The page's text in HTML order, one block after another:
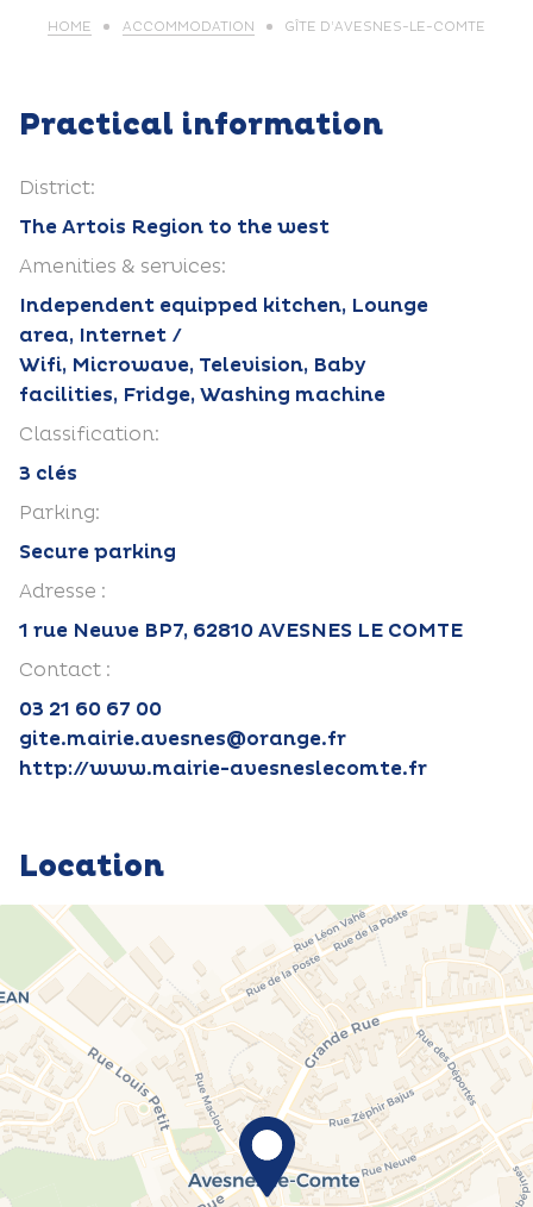
HOME ACCOMMODATION GÎTE D’AVESNES-LE-COMTE
Practical information
District:
The Artois Region to the west
Amenities & services:
Independent equipped kitchen, Lounge
area, Internet /
Wifi, Microwave, Television, Baby
facilities, Fridge, Washing machine
Classification:
3 clés
Parking:
Secure parking
Adresse :
1 rue Neuve BP7, 62810 AVESNES LE COMTE
Contact :
03 21 60 67 00
gite.mairie.avesnes@orange.fr
http://www.mairie-avesneslecomte.fr
Location